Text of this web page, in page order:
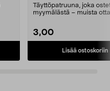
Täyttöpatruuna, joka
myymälästä – muista
3,00
Lisää ostoskoriin